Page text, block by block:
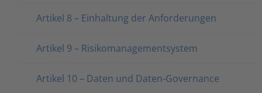
Artikel 8 – Einhaltung der Anforderungen
Artikel 9 – Risikomanagementsystem
Artikel 10 – Daten und Daten-Governance